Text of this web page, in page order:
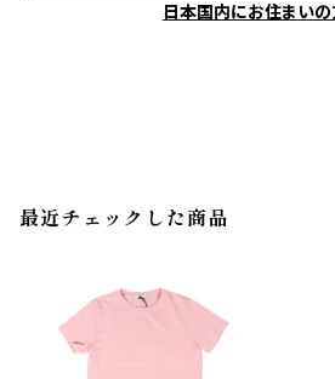
日本国内にお住まい
最近チェックした商品